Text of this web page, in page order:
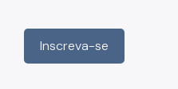
Inscreva-se